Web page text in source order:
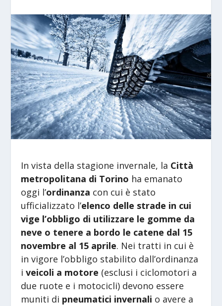
In vista della stagione invernale, la Città
metropolitana di Torino ha emanato
oggi l’ordinanza con cui è stato
ufficializzato l’elenco delle strade in cui
vige l’obbligo di utilizzare le gomme da
neve o tenere a bordo le catene dal 15
novembre al 15 aprile. Nei tratti in cui è
in vigore l’obbligo stabilito dall’ordinanza
iveicoli a motore (esclusi i ciclomotori a
due ruote e i motocicli) devono essere
muniti di pneumatici invernali o avere a